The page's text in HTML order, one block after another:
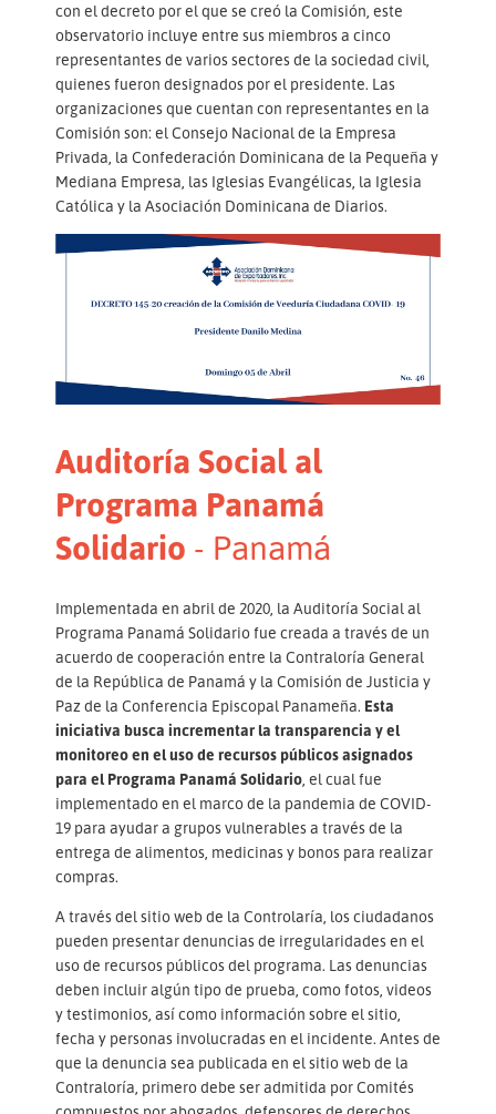
con el decreto por el que se creó la Comisión, este
observatorio incluye entre sus miembros a cinco
representantes de varios sectores de la sociedad civil,
quienes fueron designados por el presidente. Las
organizaciones que cuentan con representantes en la
Comisión son: el Consejo Nacional de la Empresa
Privada, la Confederación Dominicana de la Pequeña y
Mediana Empresa, las Iglesias Evangélicas, la Iglesia
Católica y la Asociación Dominicana de Diarios.
Auditoría Social al
Programa Panamá
Solidario - Panamá
Implementada en abril de 2020, la Auditoría Social al
Programa Panamá Solidario fue creada a través de un
acuerdo de cooperación entre la Contraloría General
de la República de Panamá y la Comisión de Justicia y
Paz de la Conferencia Episcopal Panameña. Esta
iniciativa busca incrementar la transparencia y el
monitoreo en el uso de recursos públicos asignados
para el Programa Panamá Solidario , el cual fue
implementado en el marco de la pandemia de COVID-
19 para ayudar a grupos vulnerables a través de la
entrega de alimentos, medicinas y bonos para realizar
compras.
A través del sitio web de la Controlaría, los ciudadanos
pueden presentar denuncias de irregularidades en el
uso de recursos públicos del programa. Las denuncias
deben incluir algún tipo de prueba, como fotos, videos
y testimonios, así como información sobre el sitio,
fecha y personas involucradas en el incidente. Antes de
que la denuncia sea publicada en el sitio web de la
Contraloría, primero debe ser admitida por Comités